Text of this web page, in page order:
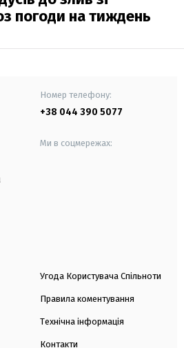
погоди на тиждень
Номер телефону:
+38 044 390 5077
Ми в соцмережах:
Угода Користувача Спільноти
Правила коментування
Технічна інформація
Контакти